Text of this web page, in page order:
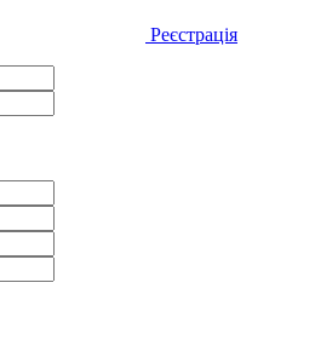
Реєстрація